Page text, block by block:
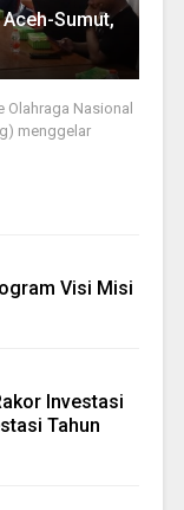
Sumut,
Olahraga Nasional
menggelar
Visi Misi
Investasi
Tahun